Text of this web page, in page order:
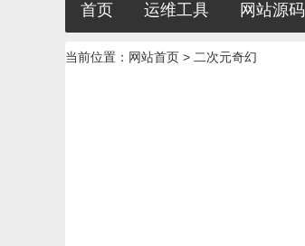
首页 运维工具 网站源码
当前位置： 网站首页 > 二次元奇幻